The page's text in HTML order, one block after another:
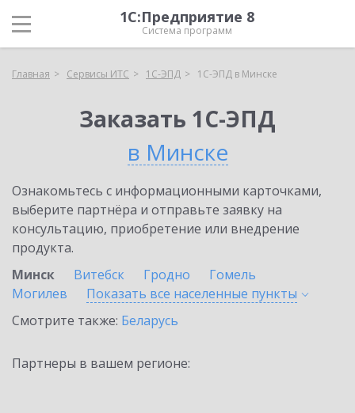
1С:Предприятие 8
Система программ
Главная Сервисы ИТС 1С-ЭПД 1С-ЭПД в Минске
Заказать 1С-ЭПД
в Минске
Ознакомьтесь с информационными карточками,
выберите партнёра и отправьте заявку на
консультацию, приобретение или внедрение
продукта.
Минск
Витебск Гродно
Гомель
Могилев
Показать все населенные пункты
Смотрите также: Беларусь
Партнеры в вашем регионе: